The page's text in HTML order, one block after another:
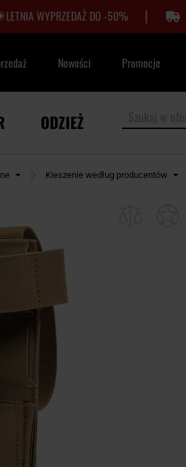
LETNIA WYPRZEDAŻ DO -50% |
Nowości Promocje
ODZIEŻ
Kieszenie według producentów